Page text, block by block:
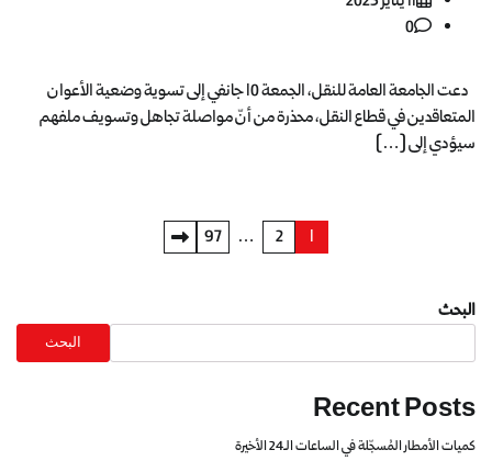
0
دعت الجامعة العامة للنقل، الجمعة 10 جانفي إلى تسوية وضعية الأعوان
المتعاقدين في قطاع النقل، محذرة من أنّ مواصلة تجاهل وتسويف ملفهم
سيؤدي إلى […]
1
2
…
97
البحث
البحث
Recent Posts
كميات الأمطار المُسجّلة في الساعات الـ24 الأخيرة